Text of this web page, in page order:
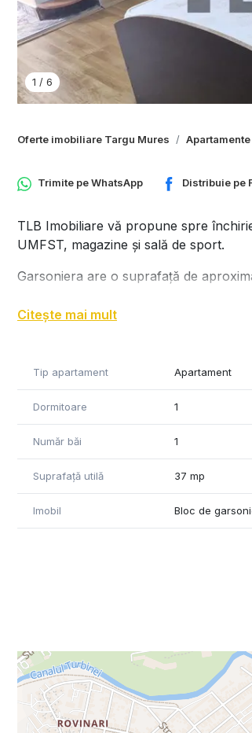
1 / 6
Oferte imobiliare Targu Mures
Trimite peWhatsApp Distribuie pe
TLB Imobiliare vă propune spre
UMFST, magazine și sală de sport.
Garsoniera are o suprafață de
Se închiriază complet mobilată și
• Baie cu duș tip walk-in
• Aragaz
• Frigider
Locația este ideală pentru studenți
Citește mai mult
Tip apartament Apartament
Dormitoare 1
Număr băi 1
Suprafață utilă 37 mp
Imobil Bloc de